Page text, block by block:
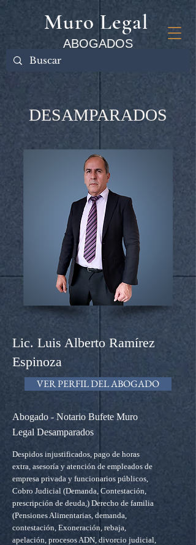
Muro Legal
ABOGADOS
DESAMPARADOS
Lic. Luis Alberto Ramírez
Espinoza
VER PERFIL DEL ABOGADO
Abogado - Notario Bufete Muro
Legal Desamparados
Despidos injustificados, pago de horas
extra, asesoría y atención de empleados de
empresa privada y funcionarios públicos,
Cobro Judicial (Demanda, Contestación,
prescripción de deuda,) Derecho de familia
(Pensiones Alimentarias, demanda,
contestación, Exoneración, rebaja,
apelación, procesos ADN, divorcio judicial,